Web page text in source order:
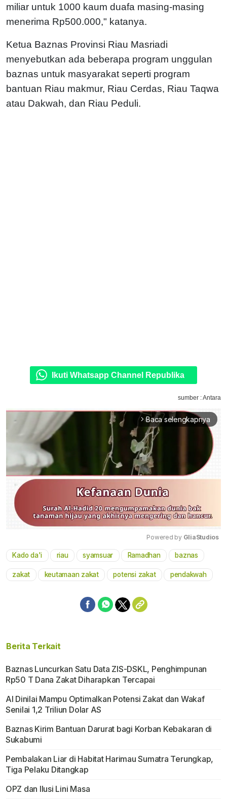
miliar untuk 1000 kaum duafa masing-masing
menerima Rp500.000," katanya.
Ketua Baznas Provinsi Riau Masriadi
menyebutkan ada beberapa program unggulan
baznas untuk masyarakat seperti program
bantuan Riau makmur, Riau Cerdas, Riau Taqwa
atau Dakwah, dan Riau Peduli.
Ikuti Whatsapp Channel Republika
sumber : Antara
arrow_forward_ios Baca selengkapnya
Mute
Powered by GliaStudios
Kado da'i riau syamsuar Ramadhan baznas
zakat keutamaan zakat potensi zakat pendakwah
Berita Terkait
Baznas Luncurkan Satu Data ZIS-DSKL, Penghimpunan
Rp50 T Dana Zakat Diharapkan Tercapai
AI Dinilai Mampu Optimalkan Potensi Zakat dan Wakaf
Senilai 1,2 Triliun Dolar AS
Baznas Kirim Bantuan Darurat bagi Korban Kebakaran di
Sukabumi
Pembalakan Liar di Habitat Harimau Sumatra Terungkap,
Tiga Pelaku Ditangkap
OPZ dan Ilusi Lini Masa